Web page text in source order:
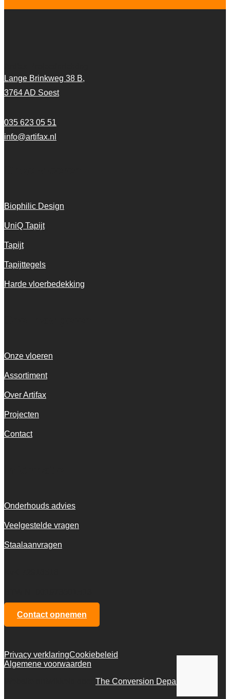
Lange Brinkweg 38 B,
3764 AD Soest
035 623 05 51
info@artifax.nl
Biophilic Design
UniQ Tapijt
Tapijt
Tapijttegels
Harde vloerbedekking
Onze vloeren
Assortiment
Over Artifax
Projecten
Contact
Onderhouds advies
Veelgestelde vragen
Staalaanvragen
Contact opnemen
Privacy verklaringCookiebeleid
Algemene voorwaarden
The Conversion Department